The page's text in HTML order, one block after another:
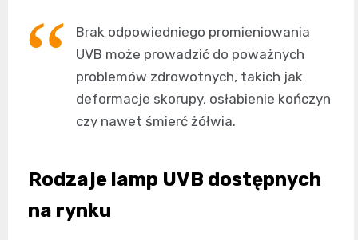
Brak odpowiedniego promieniowania
UVB może prowadzić do poważnych
problemów zdrowotnych, takich jak
deformacje skorupy, osłabienie kończyn
czy nawet śmierć żółwia.
Rodzaje lamp UVB dostępnych
na rynku